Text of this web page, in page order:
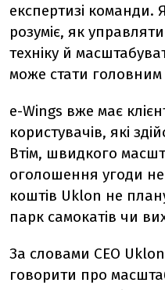
експертизі команди.
розуміє, як
техніку й
може стати
e-Wings вже має
користувачів, які
Втім, швидкого
оголошення угоди
коштів Uklon не
парк самокатів чи
За словами CEO
говорити про